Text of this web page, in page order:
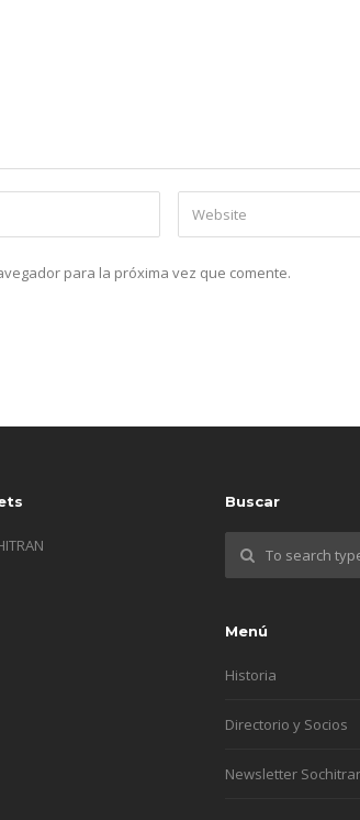
para la próxima vez que comente.
Buscar
Menú
Historia
Directorio y Socios
Newsletter